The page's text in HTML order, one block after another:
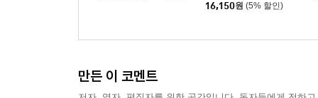
16,150원 (5% 할인)
만든 이 코멘트